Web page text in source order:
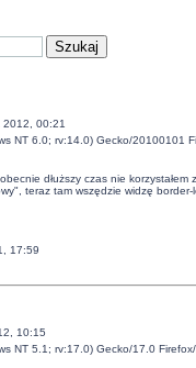
00:21
NT 6.0; rv:14.0) Gecko/20100101
obecnie dłuższy czas nie
teraz tam wszędzie widzę
17:59
10:15
NT 5.1; rv:17.0) Gecko/17.0